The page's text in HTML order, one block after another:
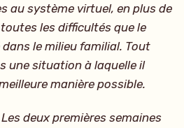
au système virtuel, en plus de
les difficultés que le
le milieu familial. Tout
une situation à laquelle il
manière possible.
Les deux premières semaines